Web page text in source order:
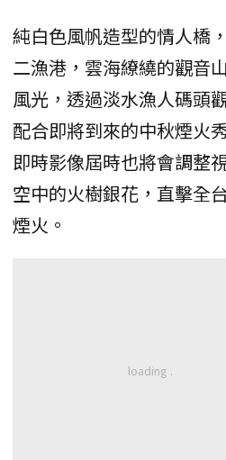
純白色風帆造型的情人橋
二漁港，雲海繚繞的觀音
風光，透過淡水漁人碼頭
配合即將到來的中秋煙火
即時影像屆時也將會調整
空中的火樹銀花，直擊全
煙火。